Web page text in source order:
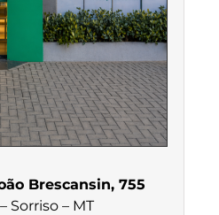
Brescansin, 755
Sorriso – MT